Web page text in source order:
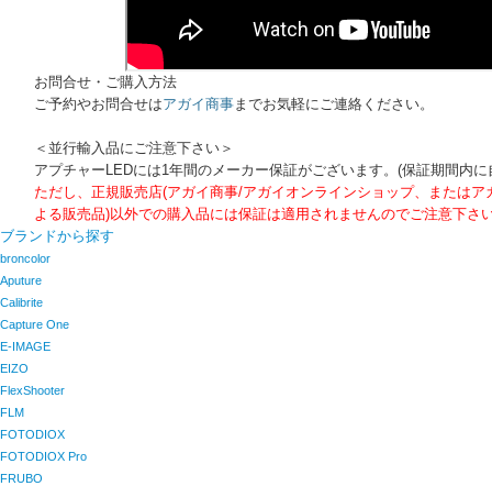
お問合せ・ご購入方法
ご予約やお問合せはアガイ商事までお気軽にご連絡ください。
＜並行輸入品にご注意下さい＞
アプチャーLEDには1年間のメーカー保証がございます。(保証期間内
ただし、正規販売店(アガイ商事/アガイオンラインショップ、または
よる販売品)以外での購入品には保証は適用されませんのでご注意下さ
ブランドから探す
broncolor
Aputure
Calibrite
Capture One
E-IMAGE
EIZO
FlexShooter
FLM
FOTODIOX
FOTODIOX Pro
FRUBO